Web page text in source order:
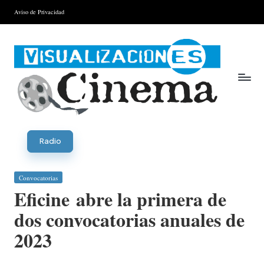
Saltar
contenido
Aviso de Privacidad
V
u
al
iz
a
ci
Radio
Publicada
Convocatorias
Eficine abre la primera de
dos convocatorias anuales de
2023